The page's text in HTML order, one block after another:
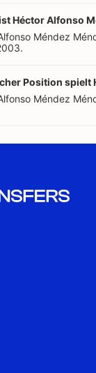
Héctor Alfonso
Méndez
Position spielt
Méndez